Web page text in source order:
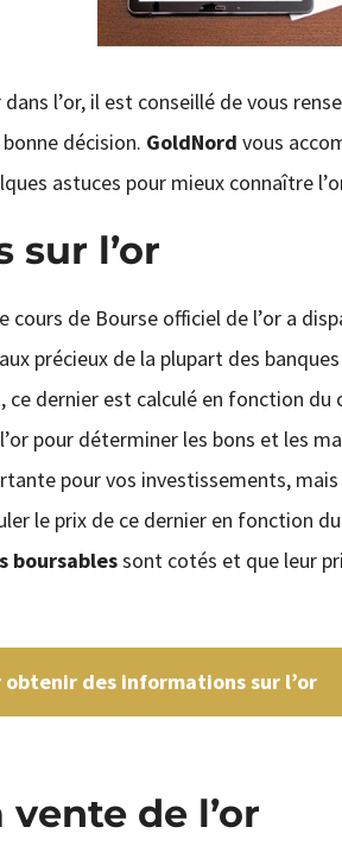
dans l’or, il est conseillé de vous
décision. GoldNord vous
astuces pour mieux connaître
sur l’or
cours de Bourse officiel de l’or a
précieux de la plupart des
ce dernier est calculé en fonction
pour déterminer les bons et les
pour vos investissements,
le prix de ce dernier en fonction
boursablessont cotés et que leur
des informations sur l’or
vente de l’or